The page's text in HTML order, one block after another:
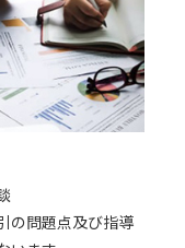
の問題点及び指導